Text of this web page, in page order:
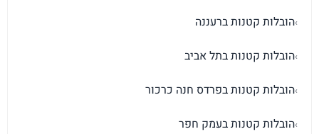
›הובלות קטנות ברעננה
›הובלות קטנות בתל אביב
›הובלות קטנות בפרדס חנה כרכור
›הובלות קטנות בעמק חפר